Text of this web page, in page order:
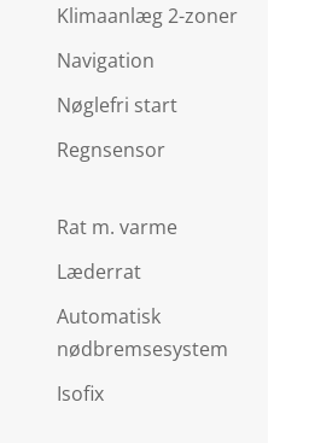
Klimaanlæg 2-zoner
Navigation
Nøglefri start
Regnsensor
Rat m. varme
Læderrat
Automatisk
nødbremsesystem
Isofix